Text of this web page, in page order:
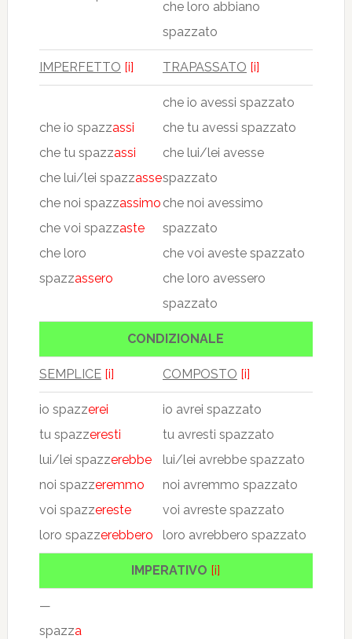
che loro abbiano
spazzato
IMPERFETTO [i] TRAPASSATO [i]
che io spazzassi
che tu spazzassi
che lui/lei spazzasse
che noi spazzassimo
che voi spazzaste
che loro
spazzassero
che io avessi spazzato
che tu avessi spazzato
che lui/lei avesse
spazzato
che noi avessimo
spazzato
che voi aveste spazzato
che loro avessero
spazzato
CONDIZIONALE
SEMPLICE [i] COMPOSTO [i]
io spazzerei
tu spazzeresti
lui/lei spazzerebbe
noi spazzeremmo
voi spazzereste
loro spazzerebbero
io avrei spazzato
tu avresti spazzato
lui/lei avrebbe spazzato
noi avremmo spazzato
voi avreste spazzato
loro avrebbero spazzato
IMPERATIVO [i]
—
spazza